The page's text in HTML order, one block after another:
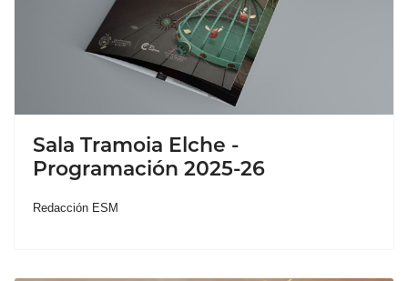
Sala Tramoia Elche -
Programación 2025-26
Redacción ESM